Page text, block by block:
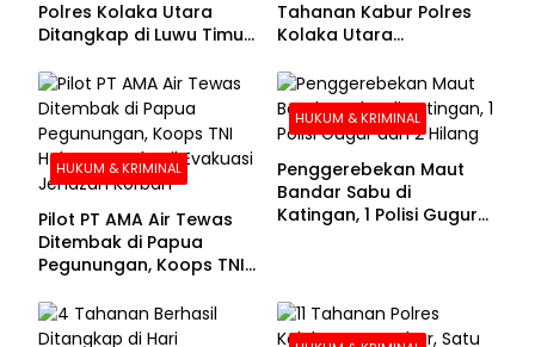
Polres Kolaka Utara
Ditangkap di Luwu Timur,
Tahanan Kabur Polres
Kolaka Utara
HUKUM & KRIMINAL
Pilot PT AMA Air Tewas
Ditembak di Papua
Pegunungan, Koops TNI
Evakuasi Jenazah
Korban
HUKUM & KRIMINAL
Penggerebekan Maut
Bandar Sabu di
Katingan, 1 Polisi Gugur